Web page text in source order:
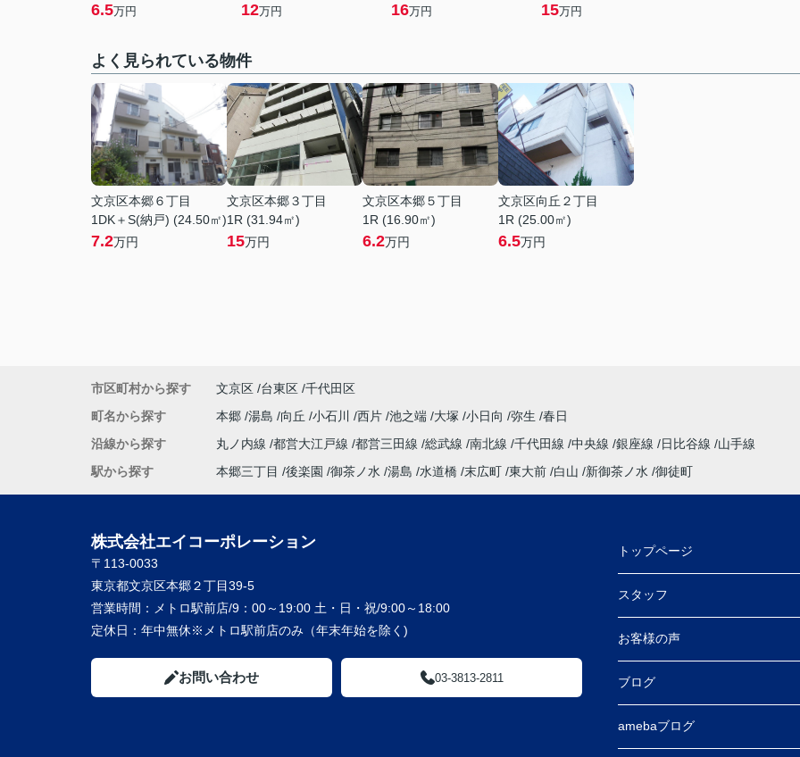
6.5万円 12万円 16万円 15万円
よく見られている物件
文京区本郷６丁目
1DK＋S(納戸) (24.50㎡)
7.2万円
文京区本郷３丁目
1R (31.94㎡)
15万円
文京区本郷５丁目
1R (16.90㎡)
6.2万円
文京区向丘２丁目
1R (25.00㎡)
6.5万円
市区町村から探す 文京区 台東区 千代田区
町名から探す
本郷 湯島 向丘 小石川 西片 池之端 大塚 小日向 弥生 春日
沿線から探す
丸ノ内線 都営大江戸線 都営三田線 総武線 南北線 千代田線 中央線 銀座線 日比谷線
山手線
駅から探す
本郷三丁目 後楽園 御茶ノ水 湯島 水道橋 末広町 東大前 白山 新御茶ノ水 御徒町
株式会社エイコーポレーション
〒113-0033
東京都文京区本郷２丁目39-5
営業時間：
メトロ駅前店/9：00～19:00 土・日・祝/9:00～18:00
定休日： 年中無休※メトロ駅前店のみ（年末年始を除く)
お問い合わせ 03-3813-2811
トップページ
スタッフ
お客様の声
ブログ
amebaブログ